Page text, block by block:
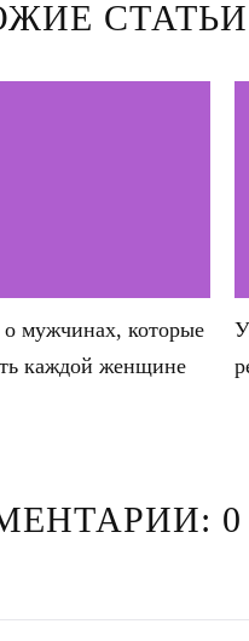
СТАТЬИ
мужчинах, которые
каждой женщине
0